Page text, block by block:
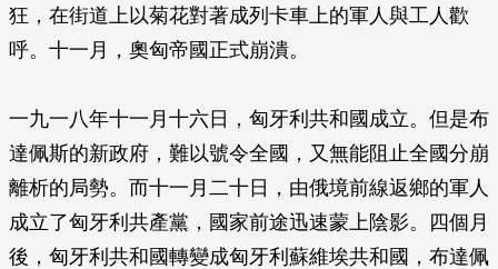
狂，在街道上以菊花對著成列卡車上的軍人與工人歡
呼。十一月，奧匈帝國正式崩潰。
一九一八年十一月十六日，匈牙利共和國成立。但是布
達佩斯的新政府，難以號令全國，又無能阻止全國分崩
離析的局勢。而十一月二十日，由俄境前線返鄉的軍人
成立了匈牙利共產黨，國家前途迅速蒙上陰影。四個月
後，匈牙利共和國轉變成匈牙利蘇維埃共和國，布達佩